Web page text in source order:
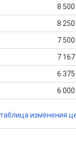
8 500
8 250
7 500
7 167
6 375
6 000
изменения